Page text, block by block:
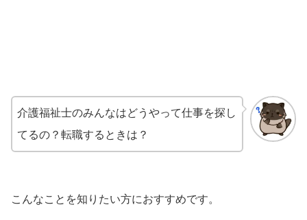
介護福祉士のみんなはどうやって仕事を探し
てるの？転職するときは？
こんなことを知りたい方におすすめです。